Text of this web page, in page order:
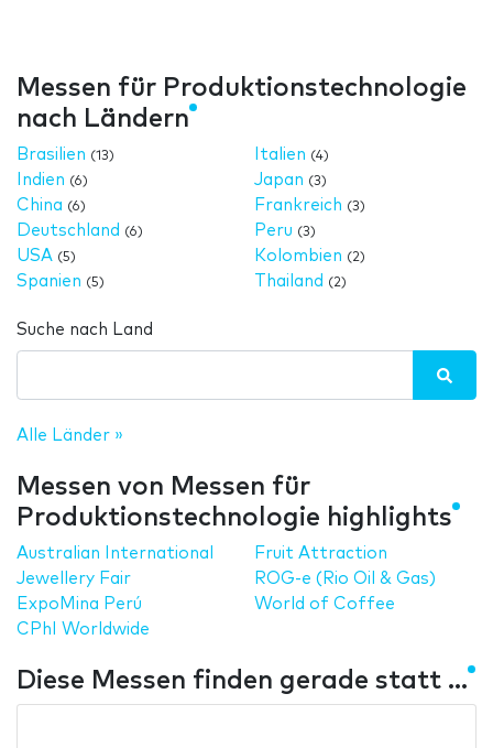
Messen für Produktionstechnologie
nach Ländern
Brasilien (13)
Indien (6)
China (6)
Deutschland (6)
USA (5)
Spanien (5)
Italien (4)
Japan (3)
Frankreich (3)
Peru (3)
Kolombien (2)
Thailand (2)
Suche nach Land
Alle Länder »
Messen von Messen für
Produktionstechnologie highlights
Australian International
Jewellery Fair
ExpoMina Perú
CPhI Worldwide
Fruit Attraction
ROG-e (Rio Oil & Gas)
World of Coffee
Diese Messen finden gerade statt ...